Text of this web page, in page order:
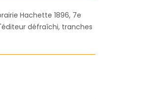
Hachette 1896, 7e
défraîchi, tranches